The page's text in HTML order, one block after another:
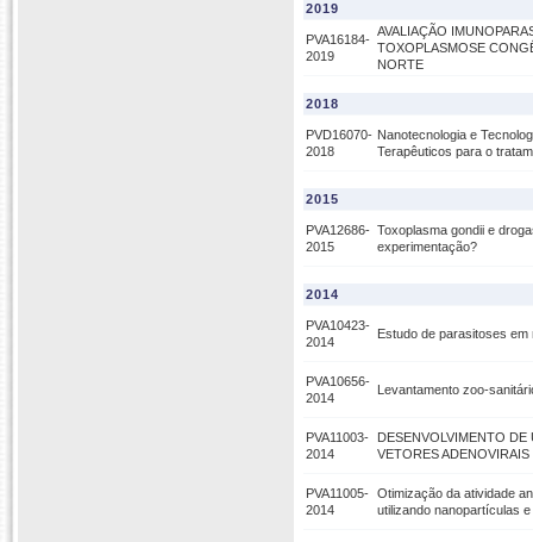
2019
PVA16184-
2019
AVALIAÇÃO
TOXOPLASMOSE
NORTE
2018
PVD16070-
2018
Nanotecnologia e
Terapêuticos para o
2015
PVA12686-
2015
Toxoplasma gondii e
experimentação?
2014
PVA10423-
2014
Estudo de parasitoses
PVA10656-
2014
Levantamento zoo-
PVA11003-
2014
DESENVOLVIMENTO
VETORES
PVA11005-
2014
Otimização da atividade
utilizando nanopartículas